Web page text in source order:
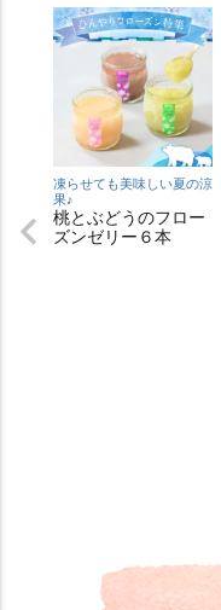
凍らせても美味しい夏の涼
果♪
桃とぶどうのフロー
ズンゼリー６本